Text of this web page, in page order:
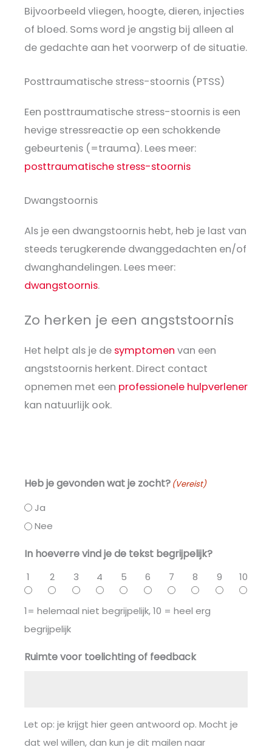
Bijvoorbeeld vliegen, hoogte, dieren, injecties
of bloed. Soms word je angstig bij alleen al
de gedachte aan het voorwerp of de situatie.
Posttraumatische stress-stoornis (PTSS)
Een posttraumatische stress-stoornis is een
hevige stressreactie op een schokkende
gebeurtenis (=trauma). Lees meer:
posttraumatische stress-stoornis
Dwangstoornis
Als je een dwangstoornis hebt, heb je last van
steeds terugkerende dwanggedachten en/of
dwanghandelingen. Lees meer:
dwangstoornis.
Zo herken je een angststoornis
Het helpt als je de symptomen van een
angststoornis herkent. Direct contact
opnemen met een professionele hulpverlener
kan natuurlijk ook.
Heb je gevonden wat je zocht? (Vereist)
Ja
Nee
In hoeverre vind je de tekst begrijpelijk?
1 2 3 4 5 6 7 8 9 10
1= helemaal niet begrijpelijk, 10 = heel erg
begrijpelijk
Ruimte voor toelichting of feedback
Let op: je krijgt hier geen antwoord op. Mocht je
dat wel willen, dan kun je dit mailen naar